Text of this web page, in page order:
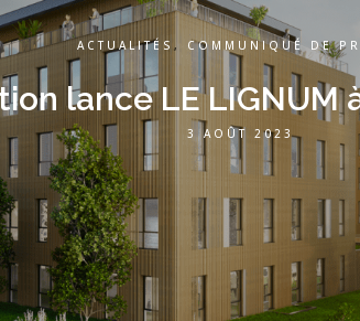
ACTUALITÉS , COMMUNIQUÉ DE
lance LE LIGNUM
3 AOÛT 2023